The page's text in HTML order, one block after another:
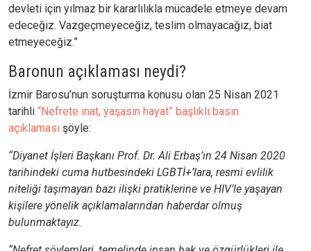
devleti için yılmaz bir kararlılıkla mücadele etmeye devam
edeceğiz. Vazgeçmeyeceğiz, teslim olmayacağız, biat
etmeyeceğiz.”
Baronun açıklaması neydi?
İzmir Barosu’nun soruşturma konusu olan 25 Nisan 2021
tarihli “Nefrete inat, yaşasın hayat” başlıklı basın
açıklaması şöyle:
“Diyanet İşleri Başkanı Prof. Dr. Ali Erbaş’ın 24 Nisan 2020
tarihindeki cuma hutbesindeki LGBTİ+’lara, resmi evlilik
niteliği taşımayan bazı ilişki pratiklerine ve HIV’le yaşayan
kişilere yönelik açıklamalarından haberdar olmuş
bulunmaktayız.